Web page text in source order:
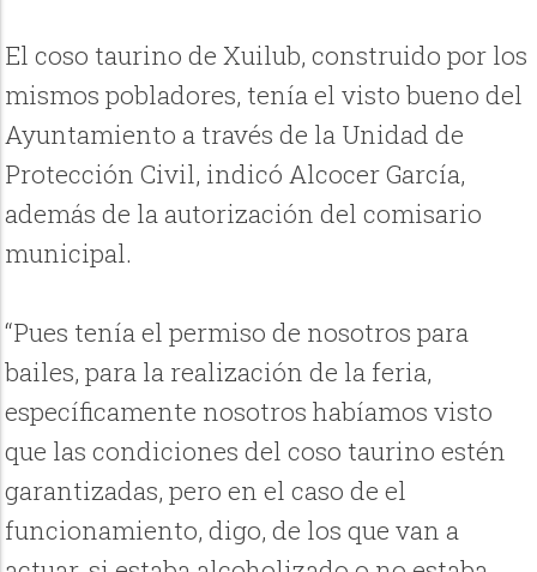
El coso taurino de Xuilub, construido por los
mismos pobladores, tenía el visto bueno del
Ayuntamiento a través de la Unidad de
Protección Civil, indicó Alcocer García,
además de la autorización del comisario
municipal.
“Pues tenía el permiso de nosotros para
bailes, para la realización de la feria,
específicamente nosotros habíamos visto
que las condiciones del coso taurino estén
garantizadas, pero en el caso de el
funcionamiento, digo, de los que van a